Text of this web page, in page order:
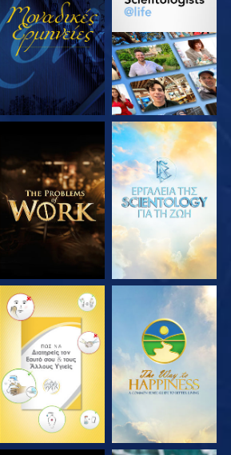
ΠΑΡΑΚΟΛΟΥΘΗΣΤΕ
ΕΞΕΡΕΥΝΗΣΤΕ ΤΗ
ΕΞΕΡΕΥΝΗΣΤΕ ΤΗ
ΣΕΙΡΑ
ΕΞΕΡΕΥΝΗΣΤΕ ΤΗ
ΣΕΙΡΑ
ΠΑΡΑΚΟΛΟΥΘΗΣΤΕ ΠΑΡΑΚΟΛΟΥΘΗΣΤΕ